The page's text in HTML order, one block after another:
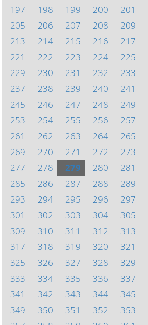
197
198 199 200 201
205
206 207 208 209
213
214 215 216 217
221
222 223 224 225
229
230 231 232 233
237
238 239 240 241
245
246 247 248 249
253
254 255 256 257
261
262 263 264 265
269
270 271 272 273
277
278 279 280 281
285
286 287 288 289
293
294 295 296 297
301
302 303 304 305
309
310 311 312 313
317
318 319 320 321
325
326 327 328 329
333
334 335 336 337
341
342 343 344 345
349
350 351 352 353